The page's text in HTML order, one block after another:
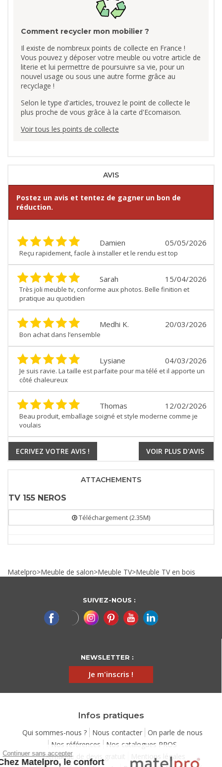
Comment recycler mon mobilier ?
Il existe de nombreux points de collecte en France !
Vous pouvez y déposer votre meuble ou votre article de
literie et lui permettre de poursuivre sa vie, pour un
nouvel usage ou sous une autre forme grâce au
recyclage !
Selon le type d'articles, trouvez le point de collecte le
plus proche de vous grâce à la carte d'Ecomaison.
Voir tous les points de collecte
AVIS
Postez un avis et tentez de gagner un bon de
réduction.
05/05/2026
Damien
Reçu rapidement, facile à installer et le rendu est top
15/04/2026
Sarah
Très joli meuble tv, conforme aux photos. Belle finition et
pratique au quotidien
20/03/2026
Medhi K.
Bon achat dans l’ensemble
04/03/2026
Lysiane
Je suis ravie. La taille est parfaite pour ma télé et il apporte un
côté chaleureux
12/02/2026
Thomas
Beau produit, emballage soigné et style moderne comme je
voulais
ECRIVEZ VOTRE AVIS ! VOIR PLUS D'AVIS
ATTACHEMENTS
TV 155 NEROS
Téléchargement (2.35M)
Matelpro>Meuble de salon>Meuble TV>Meuble TV en bois
SUIVEZ-NOUS :
NEWSLETTER :
Je m'inscris !
Infos pratiques
Qui sommes-nous ? Nous contacter
On parle de nous
Nos références
Nos catalogues PROS
Demande de devis gratuit
Mentions légales
Continuer sans accepter
Chez Matelpro, le confort